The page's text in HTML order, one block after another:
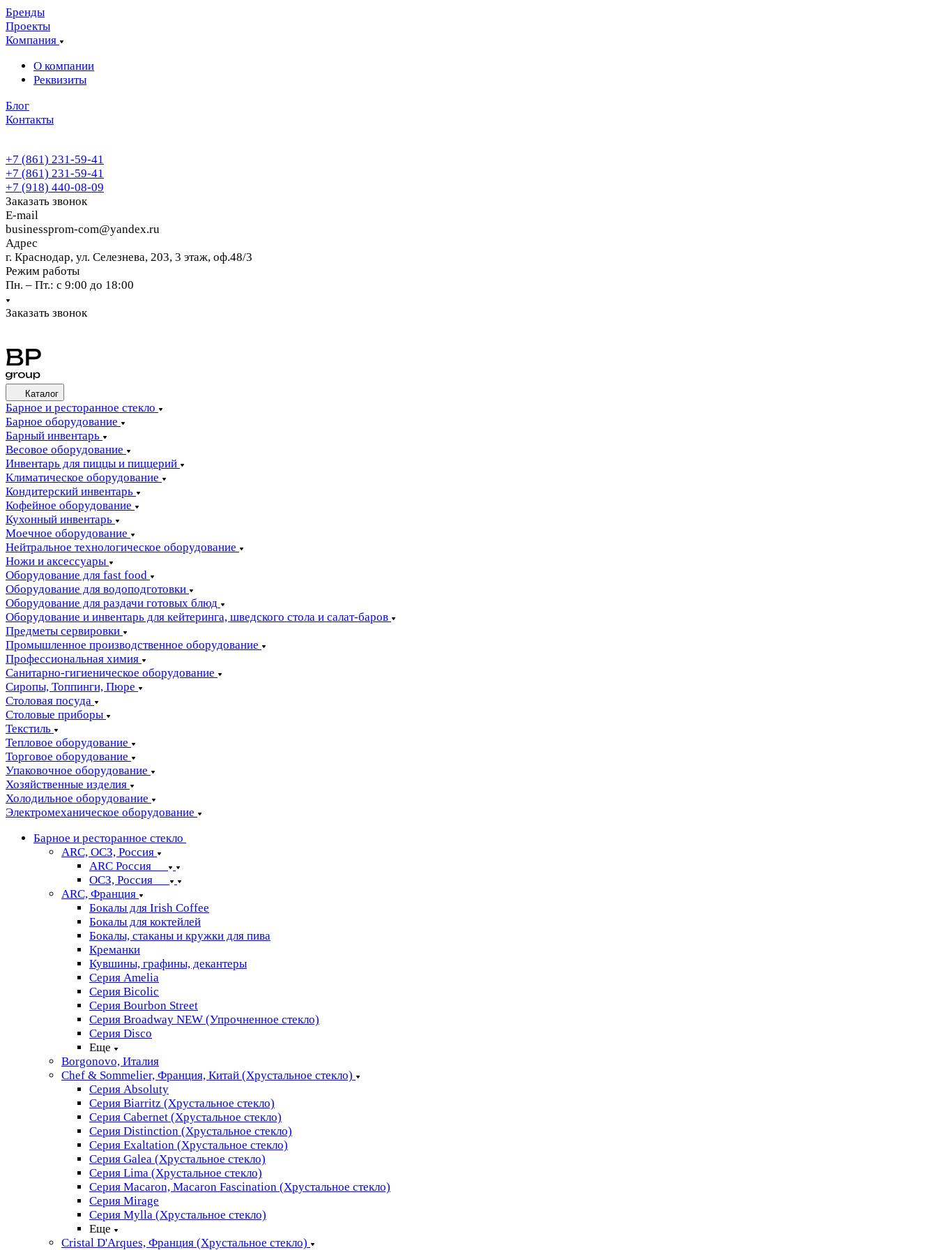
Бренды
Проекты
Компания
О компании
Реквизиты
Блог
Контакты
+7 (861) 231-59-41
+7 (861) 231-59-41
+7 (918) 440-08-09
Заказать звонок
E-mail
businessprom-com@yandex.ru
Адрес
г. Краснодар, ул. Селезнева, 203, 3 этаж, оф.48/3
Режим работы
Пн. – Пт.: с 9:00 до 18:00
Заказать звонок
Каталог
Барное и ресторанное стекло
Барное оборудование
Барный инвентарь
Весовое оборудование
Инвентарь для пиццы и пиццерий
Климатическое оборудование
Кондитерский инвентарь
Кофейное оборудование
Кухонный инвентарь
Моечное оборудование
Нейтральное технологическое оборудование
Ножи и аксессуары
Оборудование для fast food
Оборудование для водоподготовки
Оборудование для раздачи готовых блюд
Оборудование и инвентарь для кейтеринга, шведского стола и салат-баров
Предметы сервировки
Промышленное производственное оборудование
Профессиональная химия
Санитарно-гигиеническое оборудование
Сиропы, Топпинги, Пюре
Столовая посуда
Столовые приборы
Текстиль
Тепловое оборудование
Торговое оборудование
Упаковочное оборудование
Хозяйственные изделия
Холодильное оборудование
Электромеханическое оборудование
Барное и ресторанное стекло
ARC, ОСЗ, Россия
ARC Россия
ОСЗ, Россия
ARC, Франция
Бокалы для Irish Coffee
Бокалы для коктейлей
Бокалы, стаканы и кружки для пива
Креманки
Кувшины, графины, декантеры
Серия Amelia
Серия Bicolic
Серия Bourbon Street
Серия Broadway NEW (Упрочненное стекло)
Серия Disco
Еще
Borgonovo, Италия
Chef & Sommelier, Франция, Китай (Хрустальное стекло)
Серия Absoluty
Серия Biarritz (Хрустальное стекло)
Серия Cabernet (Хрустальное стекло)
Серия Distinction (Хрустальное стекло)
Серия Exaltation (Хрустальное стекло)
Серия Galea (Хрустальное стекло)
Серия Lima (Хрустальное стекло)
Серия Macaron, Macaron Fascination (Хрустальное стекло)
Серия Mirage
Серия Mylla (Хрустальное стекло)
Еще
Cristal D'Arques, Франция (Хрустальное стекло)